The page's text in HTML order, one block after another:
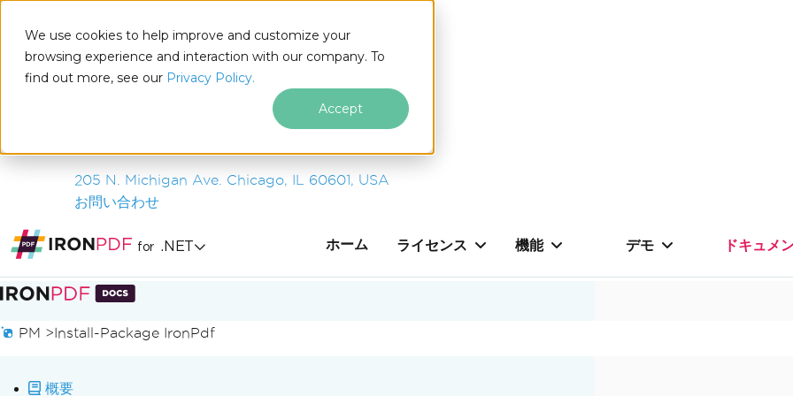
We use cookies to help improve and customize your
browsing experience and interaction with our company. To
find out more, see our Privacy Policy.
Accept
IRONSOFTWARE
製品
エンタープライズ
205 N. Michigan Ave. Chicago, IL 60601, USA
お問い合わせ
for .NET ホーム ライセンス 機能 デモ ドキュメ
フッターコンテンツにスキップ
PM >Install-Package IronPdf
概要